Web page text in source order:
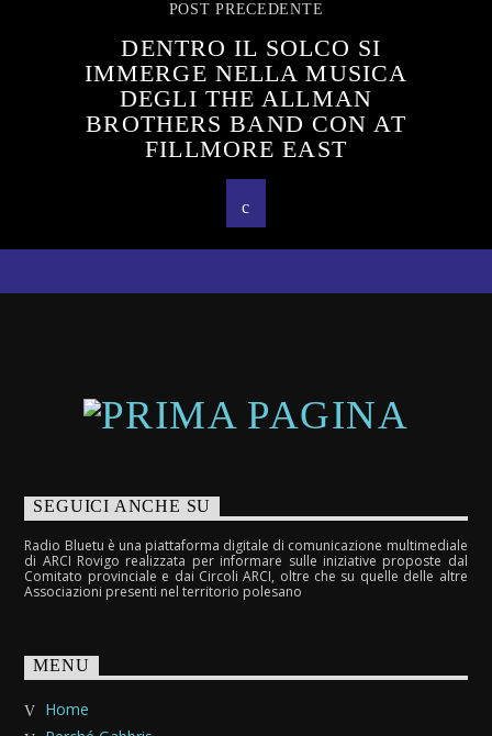
POST PRECEDENTE
DENTRO IL SOLCO SI
IMMERGE NELLA MUSICA
DEGLI THE ALLMAN
BROTHERS BAND CON AT
FILLMORE EAST
SEGUICI ANCHE SU
Radio Bluetu è una piattaforma digitale di comunicazione multimediale
di ARCI Rovigo realizzata per informare sulle iniziative proposte dal
Comitato provinciale e dai Circoli ARCI, oltre che su quelle delle altre
Associazioni presenti nel territorio polesano
MENU
Home